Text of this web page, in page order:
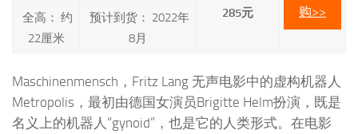
285元
购>>
全高： 约
22厘米
预计到货： 2022年
8月
Maschinenmensch，Fritz Lang 无声电影中的虚构机器人
Metropolis，最初由德国女演员Brigitte Helm扮演，既是
名义上的机器人“gynoid”，也是它的人类形式。在电影